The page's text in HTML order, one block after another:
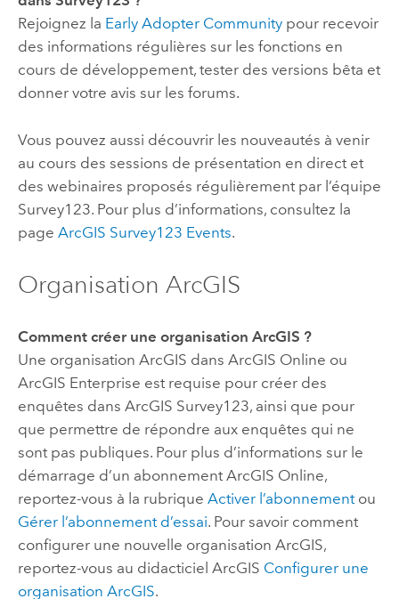
Rejoignez la Early Adopter Communitypour recevoir
des informations régulières sur les fonctions en
cours de développement, tester des versions bêta et
donner votre avis sur les forums.
Vous pouvez aussi découvrir les nouveautés à venir
au cours des sessions de présentation en direct et
des webinaires proposés régulièrement par l’équipe
Survey123. Pour plus d’informations, consultez la
page ArcGIS Survey123 Events.
Organisation ArcGIS
Comment créer une organisation ArcGIS ?
Une organisation ArcGIS dans ArcGIS Online ou
ArcGIS Enterprise est requise pour créer des
enquêtes dans ArcGIS Survey123, ainsi que pour
que permettre de répondre aux enquêtes qui ne
sont pas publiques. Pour plus d’informations sur le
démarrage d’un abonnement ArcGIS Online,
reportez-vous à la rubrique Activer l’abonnementou
Gérer l’abonnement d’essai. Pour savoir comment
configurer une nouvelle organisation ArcGIS,
reportez-vous au didacticiel ArcGIS Configurer une
organisation ArcGIS.